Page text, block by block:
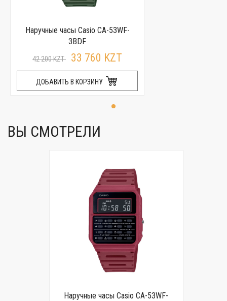
Наручные часы Casio CA-53WF-
3BDF
42 200 KZT 33 760 KZT
ДОБАВИТЬ В КОРЗИНУ
ВЫ СМОТРЕЛИ
Наручные часы Casio CA-53WF-